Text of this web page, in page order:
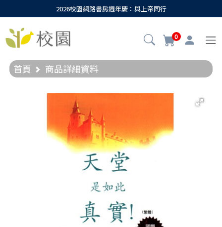
2026校園網路書房週年慶：與上帝同行
0
首頁 商品詳細資料